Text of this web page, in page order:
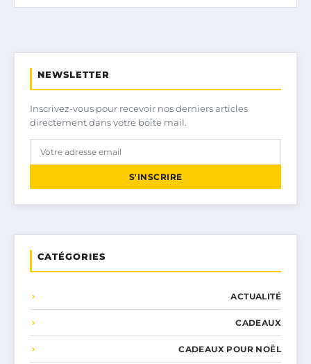
NEWSLETTER
Inscrivez-vous pour recevoir nos derniers articles
directement dans votre boîte mail.
S'INSCRIRE
CATÉGORIES
ACTUALITÉ
CADEAUX
CADEAUX POUR NOËL